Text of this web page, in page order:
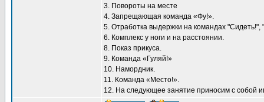
3. Повороты на месте
4. Запрещающая команда «Фу!».
5. Отработка выдержки на командах "Сидеть!",
6. Комплекс у ноги и на расстоянии.
8. Показ прикуса.
9. Команда «Гуляй!»
10. Намордник.
11. Команда «Место!».
12. На следующее занятие приносим с собой